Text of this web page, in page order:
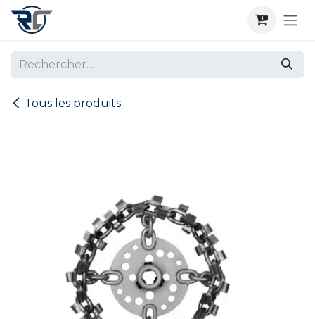
Se rendre au contenu
Tous les produits